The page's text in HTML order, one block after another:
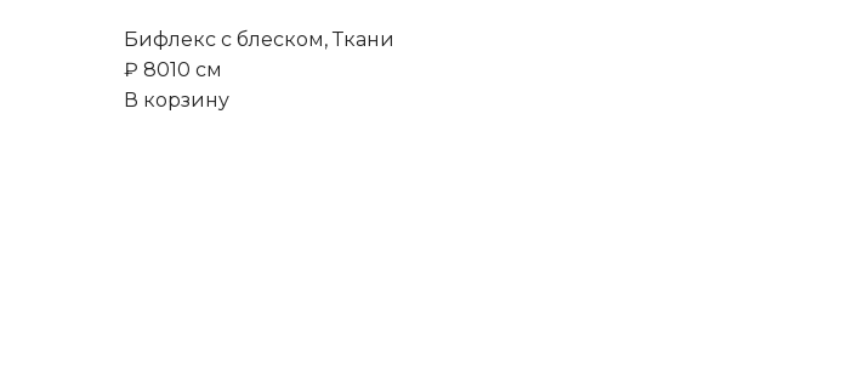
Бифлекс с блеском,Ткани
₽ 8010 см
В корзину